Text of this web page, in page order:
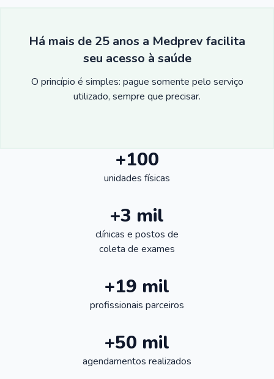
Há mais de 25 anos a Medprev facilita
seu acesso à saúde
O princípio é simples: pague somente pelo serviço
utilizado, sempre que precisar.
+100
unidades físicas
+3 mil
clínicas e postos de
coleta de exames
+19 mil
profissionais parceiros
+50 mil
agendamentos realizados